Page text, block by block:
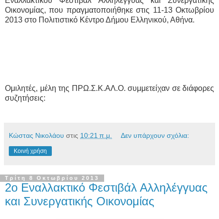
Οικονομίας, που πραγματοποιήθηκε στις 11-13 Οκτωβρίου
2013 στο Πολιτιστικό Κέντρο Δήμου Ελληνικού, Αθήνα.
Ομιλητές, μέλη της ΠΡΩ.Σ.Κ.ΑΛ.Ο. συμμετείχαν σε διάφορες
συζητήσεις:
Κώστας Νικολάου στις 10:21 π.μ. Δεν υπάρχουν σχόλια:
Κοινή χρήση
Τρίτη 8 Οκτωβρίου 2013
2ο Εναλλακτικό Φεστιβάλ Αλληλέγγυας
και Συνεργατικής Οικονομίας